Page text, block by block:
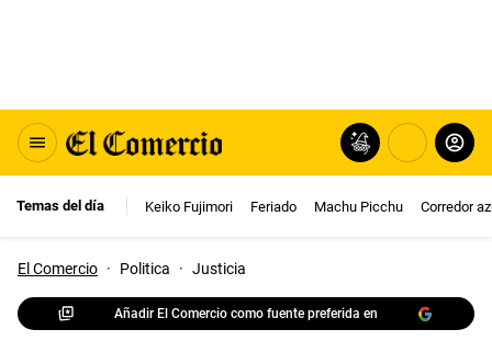
Temas del día Keiko Fujimori Feriado Machu Picchu Corredor
El Comercio · Politica · Justicia
Añadir El Comercio como fuente preferida en